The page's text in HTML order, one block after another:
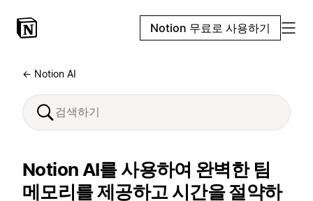
Notion 무료로 사용하기
← Notion AI
Notion AI를 사용하여 완벽한 팀
메모리를 제공하고 시간을 절약하